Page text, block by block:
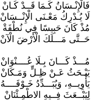
فَالْإِنْـسَانُ كَـمَا قَــدْ كَـانْ
لَا يُـدْرِكُ مَعْـنَى الْإِنْــسَانْ
مُذْ كَانَ حَبِيسًا فِي نُطْفَةْ
حَــتَّى مَـــلَكَ الْأَرْضَ الْآنْ
مُـــذْ كَـــانَ بِـلَا عُــــنْوَانْ
يَبْـحَثُ عَـنْ ظِـلٍّ وَمَـكَانْ
يَأْوِيــهِ، وَيُبَـــدِّدُ خَـوْفَــــهُ
لِيَبْــعَثَ فِــيهِ الاطْمِـئْنَانْ